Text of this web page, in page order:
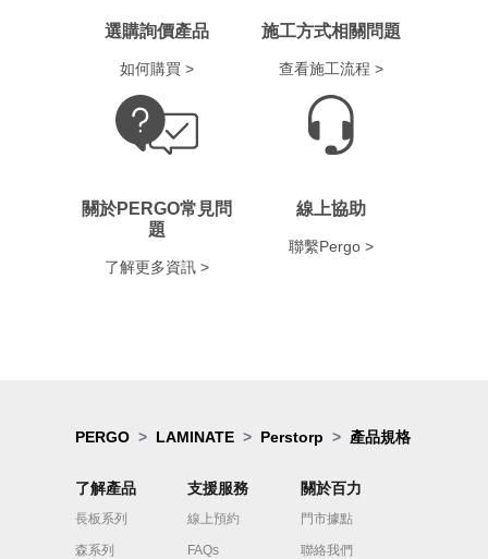
選購詢價產品
如何購買 >
施工方式相關問題
查看施工流程 >
關於PERGO常見問
題
了解更多資訊 >
線上協助
聯繫Pergo >
PERGO LAMINATE Perstorp 產品規格
了解產品
長板系列
森系列
支援服務
線上預約
FAQs
關於百力
門市據點
聯絡我們